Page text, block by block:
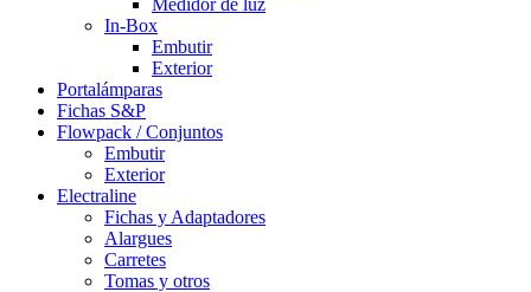
Medidor de luz
In-Box
Embutir
Exterior
Portalámparas
Fichas S&P
Flowpack / Conjuntos
Embutir
Exterior
Electraline
Fichas y Adaptadores
Alargues
Carretes
Tomas y otros